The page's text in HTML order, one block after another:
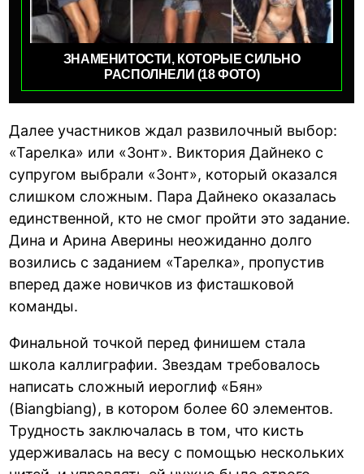
ЗНАМЕНИТОСТИ, КОТОРЫЕ СИЛЬНО
РАСПОЛНЕЛИ (18 ФОТО)
Далее участников ждал развилочный выбор:
«Тарелка» или «Зонт». Виктория Дайнеко с
супругом выбрали «Зонт», который оказался
слишком сложным. Пара Дайнеко оказалась
единственной, кто не смог пройти это задание.
Дина и Арина Аверины неожиданно долго
возились с заданием «Тарелка», пропустив
вперед даже новичков из фисташковой
команды.
Финальной точкой перед финишем стала
школа каллиграфии. Звездам требовалось
написать сложный иероглиф «Бян»
(Biangbiang), в котором более 60 элементов.
Трудность заключалась в том, что кисть
удерживалась на весу с помощью нескольких